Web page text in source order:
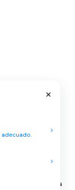
-1, local 003
2
de forma rápida
×